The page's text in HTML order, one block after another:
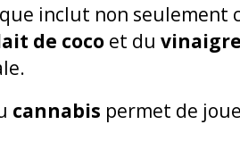
inclut non seulement
de coco et du
cannabis permet de